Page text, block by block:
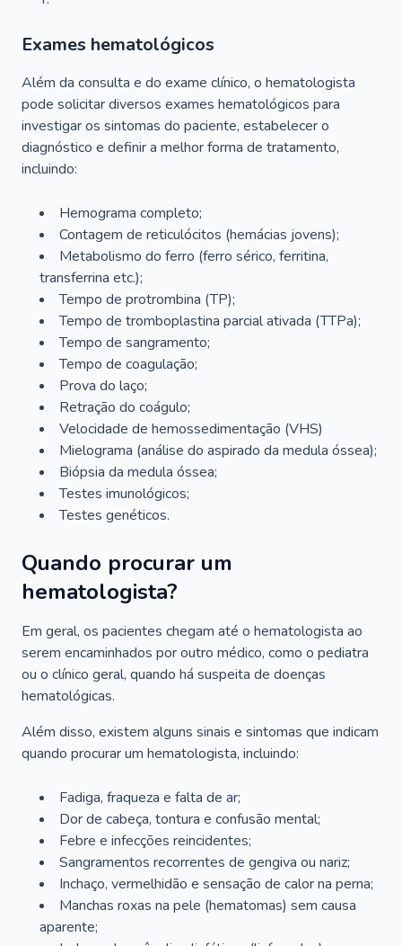
Exames hematológicos
Além da consulta e do exame clínico, o hematologista
pode solicitar diversos exames hematológicos para
investigar os sintomas do paciente, estabelecer o
diagnóstico e definir a melhor forma de tratamento,
incluindo:
Hemograma completo;
Contagem de reticulócitos (hemácias jovens);
Metabolismo do ferro (ferro sérico, ferritina,
transferrina etc.);
Tempo de protrombina (TP);
Tempo de tromboplastina parcial ativada (TTPa);
Tempo de sangramento;
Tempo de coagulação;
Prova do laço;
Retração do coágulo;
Velocidade de hemossedimentação (VHS)
Mielograma (análise do aspirado da medula óssea);
Biópsia da medula óssea;
Testes imunológicos;
Testes genéticos.
Quando procurar um
hematologista?
Em geral, os pacientes chegam até o hematologista ao
serem encaminhados por outro médico, como o pediatra
ou o clínico geral, quando há suspeita de doenças
hematológicas.
Além disso, existem alguns sinais e sintomas que indicam
quando procurar um hematologista, incluindo:
Fadiga, fraqueza e falta de ar;
Dor de cabeça, tontura e confusão mental;
Febre e infecções reincidentes;
Sangramentos recorrentes de gengiva ou nariz;
Inchaço, vermelhidão e sensação de calor na perna;
Manchas roxas na pele (hematomas) sem causa
aparente;